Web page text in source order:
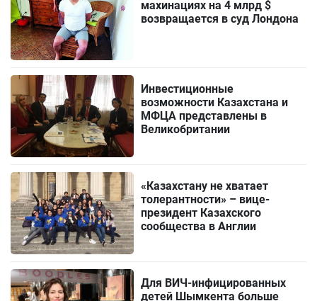
махинациях на 4 млрд $
возвращается в суд Лондона
Инвестиционные
возможности Казахстана и
МФЦА представлены в
Великобритании
«Казахстану не хватает
толерантности» – вице-
президент Казахского
сообщества в Англии
Для ВИЧ-инфицированных
детей Шымкента больше